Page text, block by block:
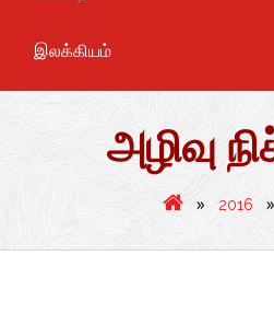
இலக்கியம்
அழிவு
» 2016 »